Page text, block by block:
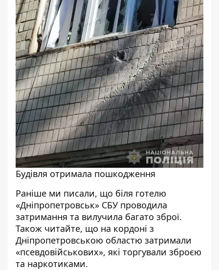
Будівля отримала пошкодження
Раніше ми писали, що біля готелю
«Дніпропетровськ» СБУ проводила
затримання та вилучила багато зброї.
Також читайте, що на кордоні з
Дніпропетровською областю затримали
«псевдовійськових», які торгували зброєю
та наркотиками.